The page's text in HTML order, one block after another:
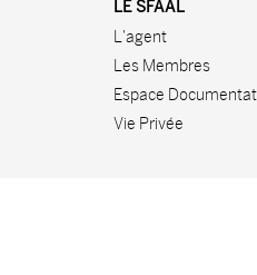
LE SFAAL
L'agent
Les Membres
Espace
Vie Privée